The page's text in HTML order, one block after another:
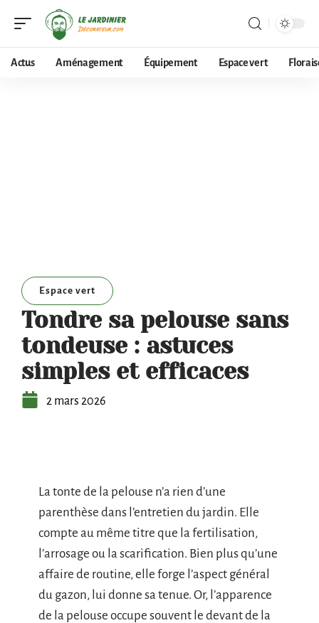
Actus Aménagement Équipement Espace vert
Espace vert
Tondre sa pelouse sans
tondeuse : astuces
simples et efficaces
2 mars 2026
La tonte de la pelouse n’a rien d’une
parenthèse dans l’entretien du jardin. Elle
compte au même titre que la fertilisation,
l’arrosage ou la scarification. Bien plus qu’une
affaire de routine, elle forge l’aspect général
du gazon, lui donne sa tenue. Or, l’apparence
de la pelouse occupe souvent le devant de la